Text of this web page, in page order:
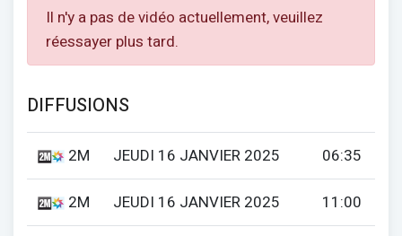
Il n'y a pas de vidéo actuellement, veuillez
réessayer plus tard.
DIFFUSIONS
2M JEUDI 16 JANVIER 2025 06:35
2M JEUDI 16 JANVIER 2025 11:00